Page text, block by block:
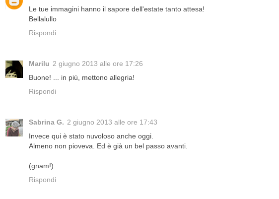
Le tue immagini hanno il sapore dell'estate tanto attesa!
Bellalullo
Rispondi
Marilu 2 giugno 2013 alle ore 17:26
Buone! ... in più, mettono allegria!
Rispondi
Sabrina G. 2 giugno 2013 alle ore 17:43
Invece qui è stato nuvoloso anche oggi.
Almeno non pioveva. Ed è già un bel passo avanti.
(gnam!)
Rispondi